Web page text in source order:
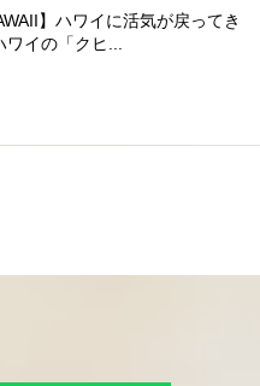
】ハワイに活気が戻ってき
ワイの「クヒ...